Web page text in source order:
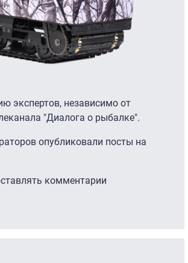
экспертов, независимо от
"Диалога о рыбалке".
опубликовали посты на
комментарии